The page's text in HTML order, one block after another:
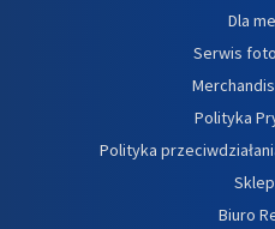
Dla
Serwis
Polityka
Polityka
Sklep
Biuro